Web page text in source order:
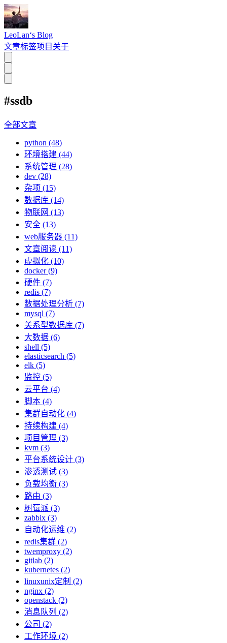
LeoLan‘s Blog
文章标签项目 关于
#ssdb
全部文章
python (48)
环境搭建 (44)
系统管理 (28)
dev (28)
杂项 (15)
数据库 (14)
物联网 (13)
安全 (13)
web服务器 (11)
文章阅读 (11)
虚拟化 (10)
docker (9)
硬件 (7)
redis (7)
数据处理分析 (7)
mysql (7)
关系型数据库 (7)
大数据 (6)
shell (5)
elasticsearch (5)
elk (5)
监控 (5)
云平台 (4)
脚本 (4)
集群自动化 (4)
持续构建 (4)
项目管理 (3)
kvm (3)
平台系统设计 (3)
渗透测试 (3)
负载均衡 (3)
路由 (3)
树莓派 (3)
zabbix (3)
自动化运维 (2)
redis集群 (2)
twemproxy (2)
gitlab (2)
kubernetes (2)
linuxunix定制 (2)
nginx (2)
openstack (2)
消息队列 (2)
公司 (2)
工作环境 (2)